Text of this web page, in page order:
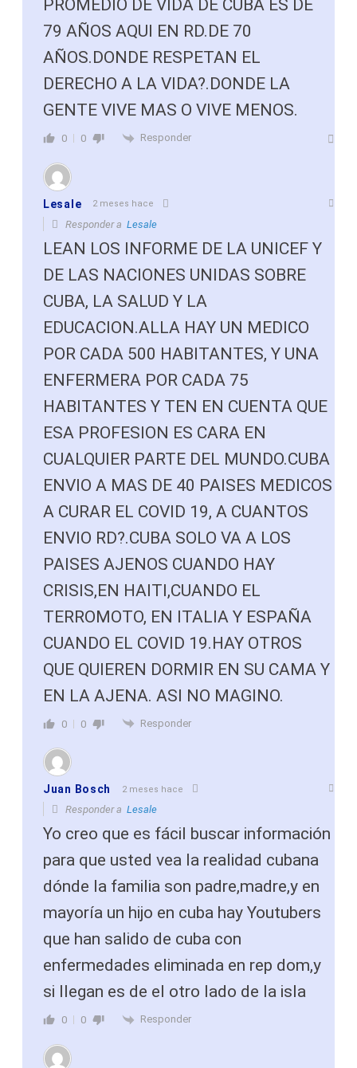
PROMEDIO DE VIDA DE CUBA ES DE
79 AÑOS AQUI EN RD.DE 70
AÑOS.DONDE RESPETAN EL
DERECHO A LA VIDA?.DONDE LA
GENTE VIVE MAS O VIVE MENOS.
0 0 Responder
Lesale 2 meses hace
Responder a Lesale
LEAN LOS INFORME DE LA UNICEF Y
DE LAS NACIONES UNIDAS SOBRE
CUBA, LA SALUD Y LA
EDUCACION.ALLA HAY UN MEDICO
POR CADA 500 HABITANTES, Y UNA
ENFERMERA POR CADA 75
HABITANTES Y TEN EN CUENTA QUE
ESA PROFESION ES CARA EN
CUALQUIER PARTE DEL MUNDO.CUBA
ENVIO A MAS DE 40 PAISES MEDICOS
A CURAR EL COVID 19, A CUANTOS
ENVIO RD?.CUBA SOLO VA A LOS
PAISES AJENOS CUANDO HAY
CRISIS,EN HAITI,CUANDO EL
TERROMOTO, EN ITALIA Y ESPAÑA
CUANDO EL COVID 19.HAY OTROS
QUE QUIEREN DORMIR EN SU CAMA Y
EN LA AJENA. ASI NO MAGINO.
0 0 Responder
Juan Bosch 2 meses hace
Responder a Lesale
Yo creo que es fácil buscar información
para que usted vea la realidad cubana
dónde la familia son padre,madre,y en
mayoría un hijo en cuba hay Youtubers
que han salido de cuba con
enfermedades eliminada en rep dom,y
si llegan es de el otro lado de la isla
0 0 Responder